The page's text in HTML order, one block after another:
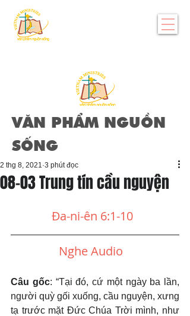
VĂN PHẨM NGUỒN
SỐNG
08-03 Trung tín cầu nguyện
2 thg 8, 2021 3 phút đọc
Đa-ni-ên 6:1-10
Nghe Audio
Câu gốc: “Tại đó, cứ một ngày ba lần,
người quỳ gối xuống, cầu nguyện, xưng
tạ trước mặt Đức Chúa Trời mình, như